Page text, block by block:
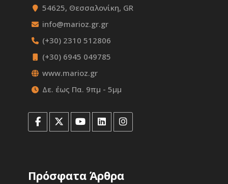
54625, Θεσσαλονίκη, GR
info@marioz.gr.gr
(+30) 2310 512806
(+30) 6945 049785
www.marioz.gr
Δε. έως Πα. 9πμ - 5μμ
Πρόσφατα Άρθρα